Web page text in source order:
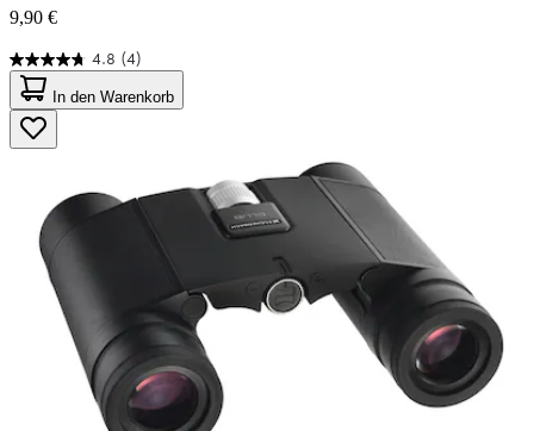
9,90 €
4.8 (4)
4.8
von
5
Sternen.
4
In den Warenkorb